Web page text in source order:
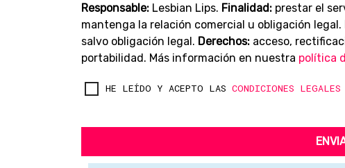
Responsable: Lesbian Lips. Finalidad: prestar el
mantenga la relación comercial u obligación legal.
salvo obligación legal. Derechos: acceso,
portabilidad. Más información en nuestra política
HE LEÍDO Y ACEPTO LAS CONDICIONES LEGALES